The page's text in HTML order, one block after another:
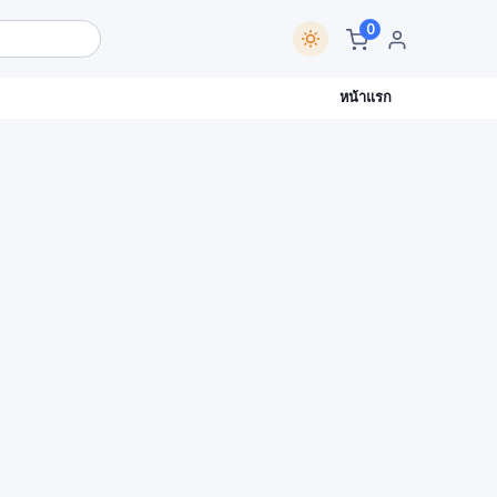
0
หน้าแรก